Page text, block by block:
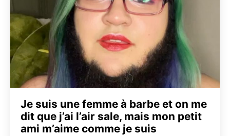
Je suis une femme à barbe et on me
dit que j’ai l’air sale, mais mon petit
ami m’aime comme je suis